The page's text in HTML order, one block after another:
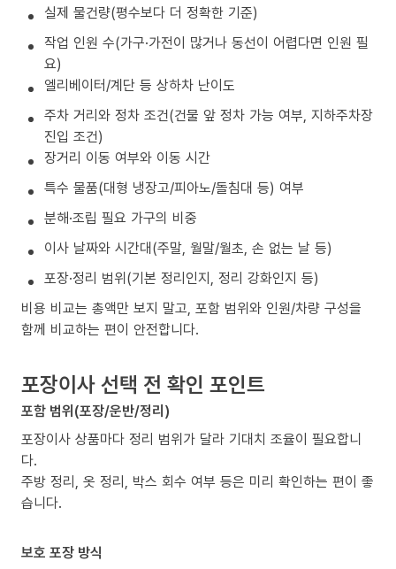
실제 물건량(평수보다 더 정확한 기준)
작업 인원 수(가구·가전이 많거나 동선이 어렵다면 인원 필
요)
엘리베이터/계단 등 상하차 난이도
주차 거리와 정차 조건(건물 앞 정차 가능 여부, 지하주차장
진입 조건)
장거리 이동 여부와 이동 시간
특수 물품(대형 냉장고/피아노/돌침대 등) 여부
분해·조립 필요 가구의 비중
이사 날짜와 시간대(주말, 월말/월초, 손 없는 날 등)
포장·정리 범위(기본 정리인지, 정리 강화인지 등)
비용 비교는 총액만 보지 말고, 포함 범위와 인원/차량 구성을
함께 비교하는 편이 안전합니다.
포장이사 선택 전 확인 포인트
포함 범위(포장/운반/정리)
포장이사 상품마다 정리 범위가 달라 기대치 조율이 필요합니
다.
주방 정리, 옷 정리, 박스 회수 여부 등은 미리 확인하는 편이 좋
습니다.
보호 포장 방식